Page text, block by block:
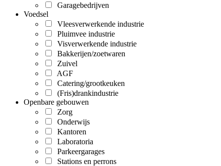
Garagebedrijven
Voedsel
Vleesverwerkende industrie
Pluimvee industrie
Visverwerkende industrie
Bakkerijen/zoetwaren
Zuivel
AGF
Catering/grootkeuken
(Fris)drankindustrie
Openbare gebouwen
Zorg
Onderwijs
Kantoren
Laboratoria
Parkeergarages
Stations en perrons